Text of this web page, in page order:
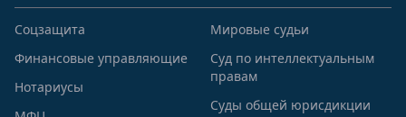
Соцзащита
Финансовые управляющие
Нотариусы
Мировые судьи
Суд по интеллектуальным
правам
Суды общей юрисдикции